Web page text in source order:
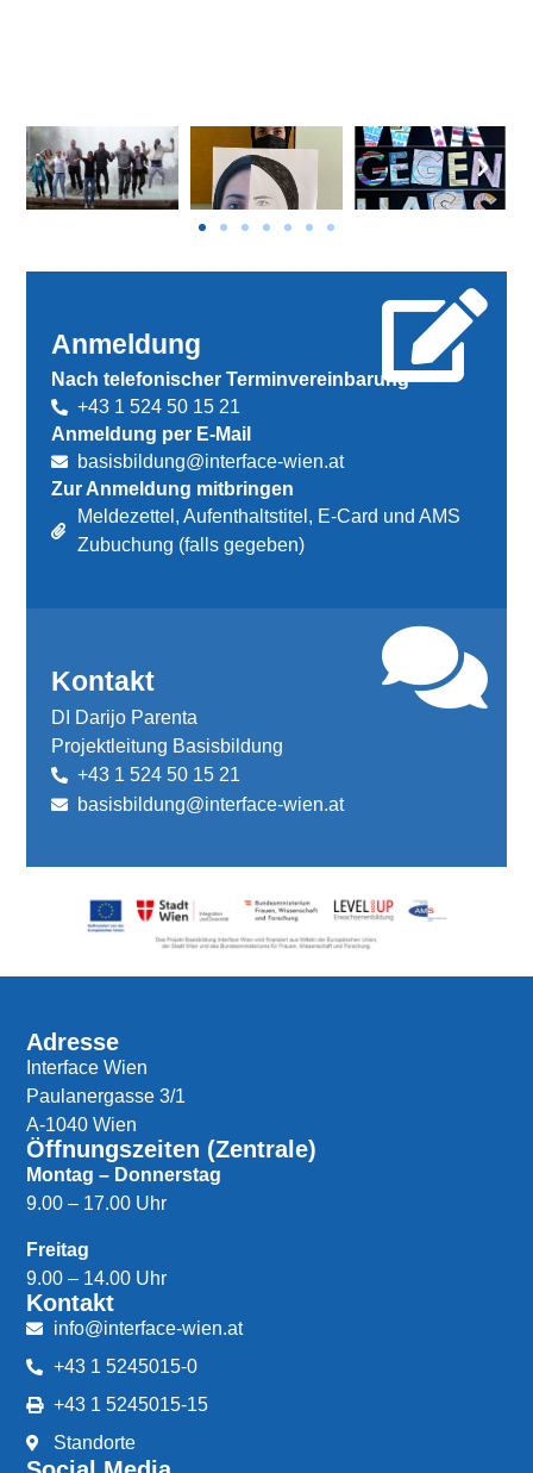
Kontakt
DI Darijo Parenta
Projektleitung Basisbildung
+43 1 524 50 15 21
basisbildung@interface-wien.at
Anmeldung
Nach telefonischer Terminvereinbarung
+43 1 524 50 15 21
Anmeldung per E-Mail
basisbildung@interface-wien.at
Zur Anmeldung mitbringen
Meldezettel, Aufenthaltstitel, E-Card und AMS
Zubuchung (falls gegeben)
Adresse
Interface Wien
Paulanergasse 3/1
A-1040 Wien
Öffnungszeiten (Zentrale)
Montag – Donnerstag
9.00 – 17.00 Uhr
Freitag
9.00 – 14.00 Uhr
Kontakt
info@interface-wien.at
+43 1 5245015-0
+43 1 5245015-15
Standorte